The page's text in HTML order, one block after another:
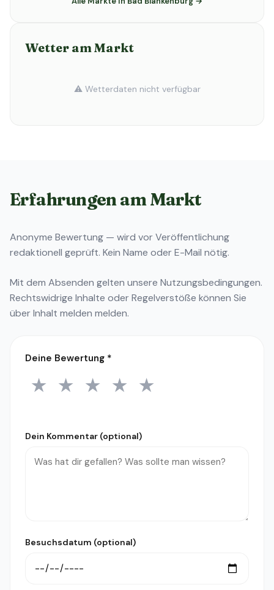
Wetter am Markt
⚠️ Wetterdaten nicht verfügbar
Erfahrungen am Markt
Anonyme Bewertung — wird vor Veröffentlichung
redaktionell geprüft. Kein Name oder E-Mail nötig.
Mit dem Absenden gelten unsere Nutzungsbedingungen.
Rechtswidrige Inhalte oder Regelverstöße können Sie
überInhalt melden melden.
Deine Bewertung *
1 Stern
★ 2 Sterne
★ 3 Sterne
★ 4 Sterne
★ 5 Sterne
★
Dein Kommentar (optional)
Besuchsdatum (optional)